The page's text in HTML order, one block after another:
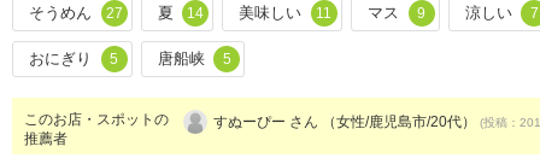
そうめん 27 夏 14 美味しい 11 マス 9 涼しい 7
おにぎり 5 唐船峡 5
このお店・スポットの
推薦者
すぬーぴー さん （女性/鹿児島市/20代） (投稿：